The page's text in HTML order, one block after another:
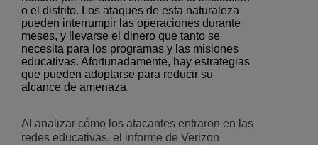
o el distrito. Los ataques de esta naturaleza
pueden interrumpir las operaciones durante
meses, y llevarse el dinero que tanto se
necesita para los programas y las misiones
educativas. Afortunadamente, hay estrategias
que pueden adoptarse para reducir su
alcance de amenaza.
Al analizar cómo los atacantes entraron en las
redes educativas, el informe de Verizon